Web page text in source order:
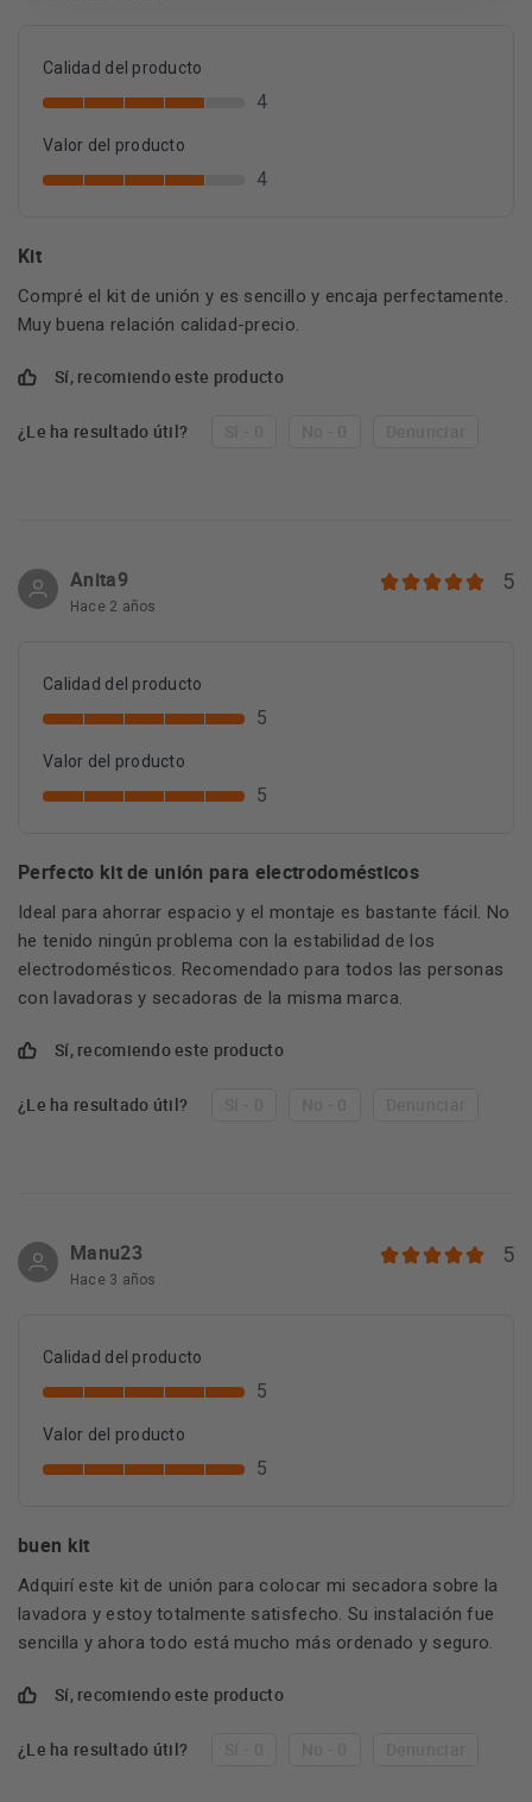
Calidad del producto
4
Valor del producto
4
Kit
Compré el kit de unión y es sencillo y encaja perfectamente.
Muy buena relación calidad-precio.
Sí, recomiendo este producto
¿Le ha resultado útil?
Anita9
Hace 2 años
5
Calidad del producto
5
Valor del producto
5
Perfecto kit de unión para electrodomésticos
Ideal para ahorrar espacio y el montaje es bastante fácil. No
he tenido ningún problema con la estabilidad de los
electrodomésticos. Recomendado para todos las personas
con lavadoras y secadoras de la misma marca.
Sí, recomiendo este producto
¿Le ha resultado útil?
Manu23
Hace 3 años
5
Calidad del producto
5
Valor del producto
5
buen kit
Adquirí este kit de unión para colocar mi secadora sobre la
lavadora y estoy totalmente satisfecho. Su instalación fue
sencilla y ahora todo está mucho más ordenado y seguro.
Sí, recomiendo este producto
¿Le ha resultado útil?